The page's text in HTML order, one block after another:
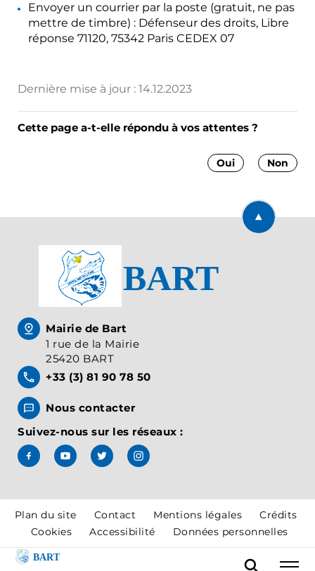
Envoyer un courrier par la poste (gratuit, ne pas
mettre de timbre) : Défenseur des droits, Libre
réponse 71120, 75342 Paris CEDEX 07
Dernière mise à jour : 14.12.2023
Cette page a-t-elle répondu à vos attentes ?
Non
Oui
Retourner
Mairie de Bart
1 rue de la Mairie
25420 BART
+33 (3) 81 90 78 50
Nous contacter
Suivez-nous sur les réseaux :
Suivez-nous sur Facebook, J'aime le Pays de
Suivez-nous sur Youtube, Pays de
Suivez-nous sur X, Pays de Montbéliard
Suivez-nous sur Instagram,
Plan du site Contact Mentions légales
Crédits
Cookies
Accessibilité Données personnelles